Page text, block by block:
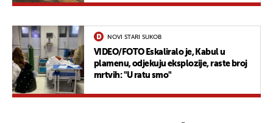
NOVI STARI SUKOB
VIDEO/FOTO Eskaliralo je, Kabul u
plamenu, odjekuju eksplozije, raste broj
mrtvih: "U ratu smo"